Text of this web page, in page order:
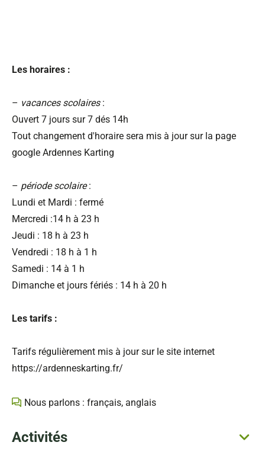
Les horaires :
– vacances scolaires :
Ouvert 7 jours sur 7 dés 14h
Tout changement d'horaire sera mis à jour sur la page
google Ardennes Karting
– période scolaire:
Lundi et Mardi : fermé
Mercredi :14 h à 23 h
Jeudi : 18 h à 23 h
Vendredi : 18 h à 1 h
Samedi : 14 à 1 h
Dimanche et jours fériés : 14 h à 20 h
Les tarifs :
Tarifs régulièrement mis à jour sur le site internet
https://ardenneskarting.fr/
Nous parlons : français, anglais
Activités